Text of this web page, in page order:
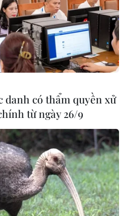
danh có thẩm quyền xử
từ ngày 26/9